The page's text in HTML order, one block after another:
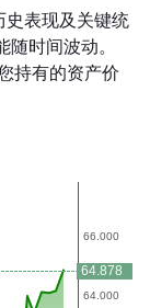
表现及关键统
时间波动。
持有的资产价